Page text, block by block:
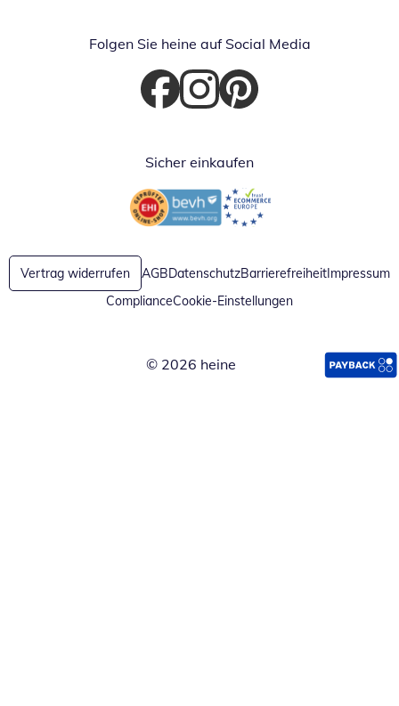
Folgen Sie heine auf Social Media
Öffnet in neuem Fenster
Öffnet in neuem Fenster
Öffnet in neuem Fenster
Sicher einkaufen
Öffnet in neuem FensterÖffnet in neuem Fenster
Vertrag widerrufen AGBDatenschutzBarrierefreiheitImpressum
ComplianceCookie-Einstellungen
© 2026 heine